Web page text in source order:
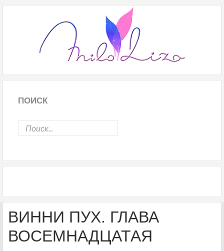
ПОИСК
ВИННИ ПУХ. ГЛАВА
ВОСЕМНАДЦАТАЯ